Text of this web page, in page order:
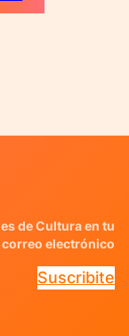
de Cultura en tu
correo electrónico
Suscribite